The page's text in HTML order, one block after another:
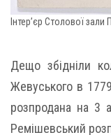
Інтер’єр Столової
Дещо збідніли
Жевуського в
розпродана на 3
Ремішевський